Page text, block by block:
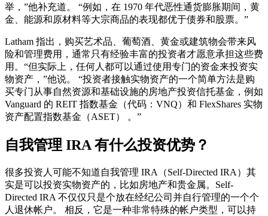
举，”他补充道。 “例如，在 1970 年代恶性通货膨胀期间，黄
金、能源和原材料等大宗商品的表现都优于债券和股票。”
Latham 指出，购买艺术品、葡萄酒、黄金或建筑物会带来风
险和管理费用，通常只有经验丰富的投资者才愿意承担这些费
用。“但实际上，任何人都可以通过使用专门的资金来投资实
物资产，”他说。 “投资者接触实物资产的一个简单方法是购
买专门从事自然资源和基础设施的房地产投资信托基金，例如
Vanguard 的 REIT 指数基金（代码：VNQ）和 FlexShares 实物
资产配置指数基金（ASET） 。”
自我管理 IRA 有什么投资优势？
很多投资人可能不知道自我管理 IRA（Self-Directed IRA）其
实是可以投资实物资产的，比如房地产和贵金属。Self-
Directed IRA 不仅仅只是个放在经纪公司并自行管理的一个个
人退休帐户。 相反，它是一种非常特殊的帐户类型，可以持